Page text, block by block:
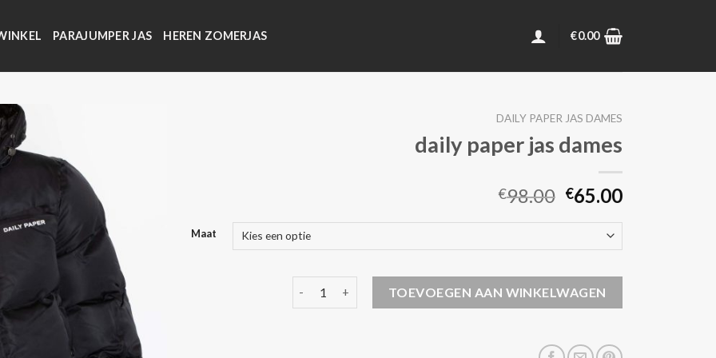
PARAJUMPER JAS HEREN ZOMERJAS €0.00
DAILY PAPER JAS DAMES
daily paper jas dames
€98.00 €65.00
Maat
TOEVOEGEN AAN WINKELWAGEN